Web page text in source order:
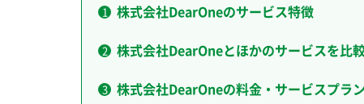
株式会社DearOneのサービス特徴
株式会社DearOneとほかのサービスを比
株式会社DearOneの料金・サービスプラン